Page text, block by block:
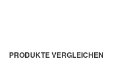
PRODUKTE VERGLEICHEN